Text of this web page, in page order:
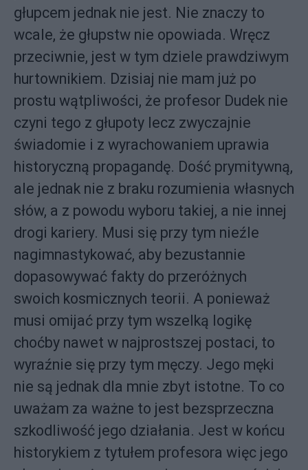
głupcem jednak nie jest. Nie znaczy to
wcale, że głupstw nie opowiada. Wręcz
przeciwnie, jest w tym dziele prawdziwym
hurtownikiem. Dzisiaj nie mam już po
prostu wątpliwości, że profesor Dudek nie
czyni tego z głupoty lecz zwyczajnie
świadomie i z wyrachowaniem uprawia
historyczną propagandę. Dość prymitywną,
ale jednak nie z braku rozumienia własnych
słów, a z powodu wyboru takiej, a nie innej
drogi kariery. Musi się przy tym nieźle
nagimnastykować, aby bezustannie
dopasowywać fakty do przeróżnych
swoich kosmicznych teorii. A ponieważ
musi omijać przy tym wszelką logikę
choćby nawet w najprostszej postaci, to
wyraźnie się przy tym męczy. Jego męki
nie są jednak dla mnie zbyt istotne. To co
uważam za ważne to jest bezsprzeczna
szkodliwość jego działania. Jest w końcu
historykiem z tytułem profesora więc jego